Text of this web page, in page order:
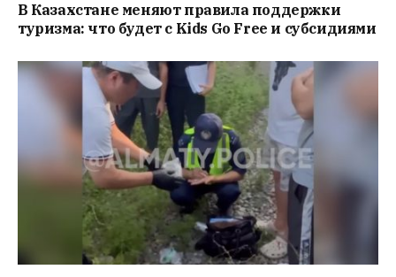
В Казахстане меняют правила поддержки
туризма: что будет с Kids Go Free и субсидиями